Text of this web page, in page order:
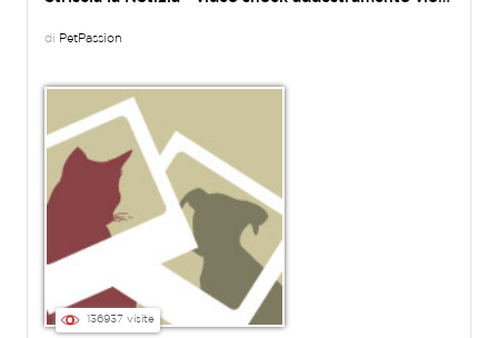
di PetPassion
136937 visite